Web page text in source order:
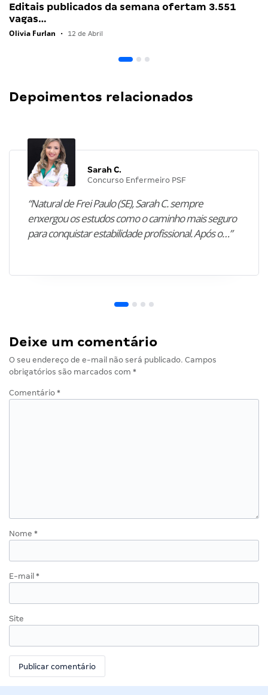
Editais publicados da semana ofertam 3.551
vagas…
Olivia Furlan • 12 de Abril
Depoimentos relacionados
Sarah C.
Concurso Enfermeiro PSF
“Natural de Frei Paulo (SE), Sarah C. sempre
enxergou os estudos como o caminho mais seguro
para conquistar estabilidade profissional. Após o…”
Deixe um comentário
O seu endereço de e-mail não será publicado. Campos
obrigatórios são marcados com *
Comentário *
Nome *
E-mail *
Site